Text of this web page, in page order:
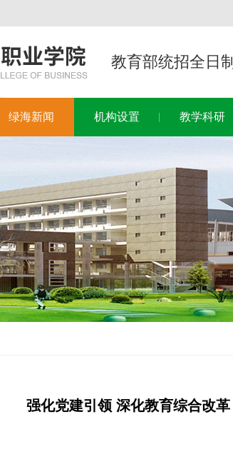
教育部统招全日
绿海新闻 机构设置 教学科研
强化党建引领 深化教育综合改